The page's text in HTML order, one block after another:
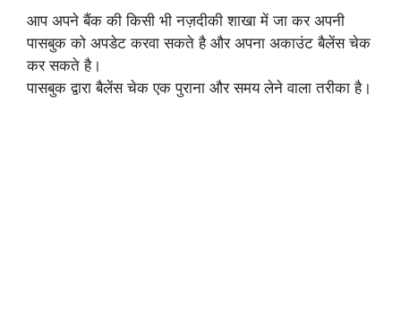
आप अपने बैंक की किसी भी नज़दीकी शाखा में जा कर अपनी
पासबुक को अपडेट करवा सकते है और अपना अकाउंट बैलेंस चेक
कर सकते है।
पासबुक द्वारा बैलेंस चेक एक पुराना और समय लेने वाला तरीका है।